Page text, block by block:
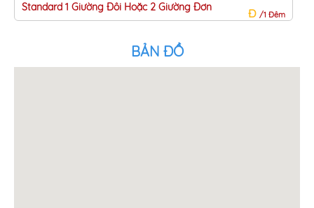
Đ /1 Đêm
Standard 1 Giường Đôi Hoặc 2 Giường Đơn
BẢN ĐỒ